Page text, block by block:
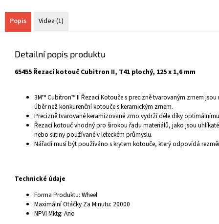
Popis Videa (1)
Detailní popis produktu
65455 Řezací kotouč Cubitron II, T41 plochý, 125 x 1,6 mm
3M™ Cubitron™ II Řezací Kotouče s precizně tvarovaným zrnem jsou
úběr než konkurenční kotouče s keramickým zrnem.
Precizně tvarované keramizované zrno vydrží déle díky
Řezací kotouč vhodný pro širokou řadu materiálů, jako jsou
nebo slitiny používané v leteckém průmyslu.
Nářadí musí být používáno s krytem kotouče, který odpovídá
Technické údaje
Forma Produktu: Wheel
Maximální Otáčky Za Minutu: 20000
NPVI Mktg: Ano